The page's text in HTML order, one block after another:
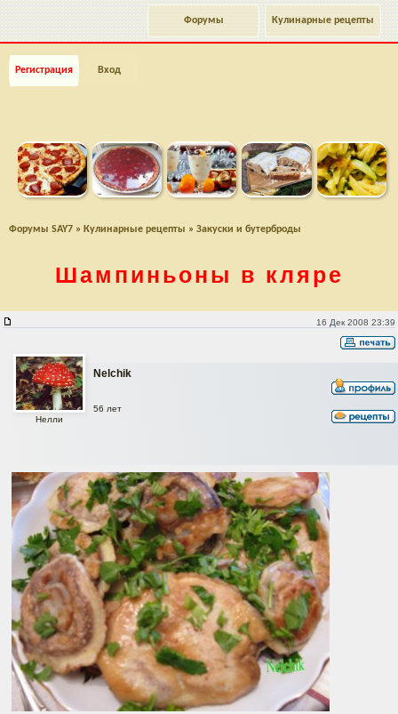
Кулинарные рецепты
Форумы
Регистрация Вход
Форумы SAY7 » Кулинарные рецепты » Закуски и бутерброды
Шампиньоны в кляре
16 Дек 2008 23:39
Nelchik
Нелли
56 лет